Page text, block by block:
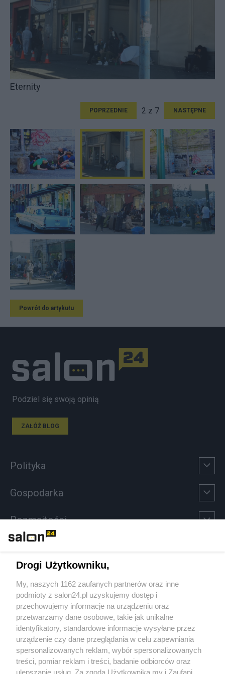
Eternity
POPRZEDNIE 2 z 7 NASTĘPNE
Powrót do artykułu
Podziel się swoją opinią
ZAŁÓŻ BLOG
Polityka
Gospodarka
Rozmaitości
Sport
Społeczeństwo
Kultura
Drogi Użytkowniku,
My, naszych 1162 zaufanych partnerów oraz inne
podmioty z salon24.pl uzyskujemy dostęp i
przechowujemy informacje na urządzeniu oraz
przetwarzamy dane osobowe, takie jak unikalne
identyfikatory, standardowe informacje wysyłane przez
urządzenie czy dane przeglądania w celu zapewniania
spersonalizowanych reklam, wybór spersonalizowanych
treści, pomiar reklam i treści, badanie odbiorców oraz
ulepszanie usług. Za zgodą Użytkownika my i Zaufani